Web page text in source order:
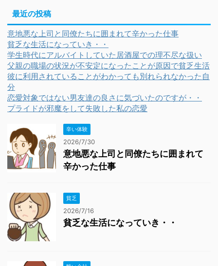
最近の投稿
意地悪な上司と同僚たちに囲まれて辛かった仕事
貧乏な生活になっていき・・
学生時代にアルバイトしていた居酒屋での理不尽な扱い
父親の職場の状況が不安定になったことが原因で貧乏生活
彼に利用されていることがわかっても別れられなかった自
分
恋愛対象ではない男友達の良さに気づいたのですが・・
プライドが邪魔をして失敗した私の恋愛
辛い体験
2026/7/30
意地悪な上司と同僚たちに囲まれて
辛かった仕事
貧乏
2026/7/16
貧乏な生活になっていき・・